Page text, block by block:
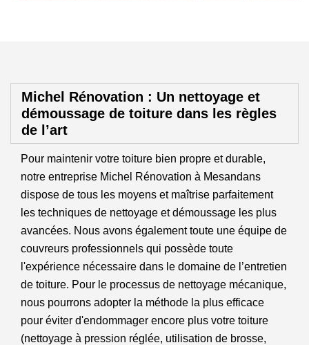
Michel Rénovation : Un nettoyage et
démoussage de toiture dans les règles
de l’art
Pour maintenir votre toiture bien propre et durable,
notre entreprise Michel Rénovation à Mesandans
dispose de tous les moyens et maîtrise parfaitement
les techniques de nettoyage et démoussage les plus
avancées. Nous avons également toute une équipe de
couvreurs professionnels qui possède toute
l'expérience nécessaire dans le domaine de l’entretien
de toiture. Pour le processus de nettoyage mécanique,
nous pourrons adopter la méthode la plus efficace
pour éviter d'endommager encore plus votre toiture
(nettoyage à pression réglée, utilisation de brosse,